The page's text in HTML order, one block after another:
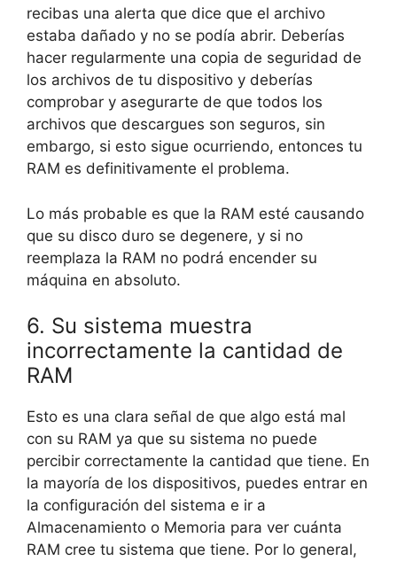
recibas una alerta que dice que el archivo
estaba dañado y no se podía abrir. Deberías
hacer regularmente una copia de seguridad de
los archivos de tu dispositivo y deberías
comprobar y asegurarte de que todos los
archivos que descargues son seguros, sin
embargo, si esto sigue ocurriendo, entonces tu
RAM es definitivamente el problema.
Lo más probable es que la RAM esté causando
que su disco duro se degenere, y si no
reemplaza la RAM no podrá encender su
máquina en absoluto.
6. Su sistema muestra
incorrectamente la cantidad de
RAM
Esto es una clara señal de que algo está mal
con su RAM ya que su sistema no puede
percibir correctamente la cantidad que tiene. En
la mayoría de los dispositivos, puedes entrar en
la configuración del sistema e ir a
Almacenamiento o Memoria para ver cuánta
RAM cree tu sistema que tiene. Por lo general,